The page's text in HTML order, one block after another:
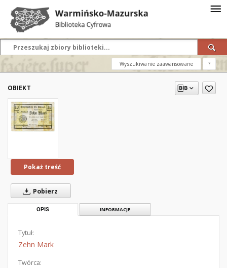
Wyszukiwanie zaawansowane ?
OBIEKT
Pokaż treść
Pobierz
OPIS INFORMACJE
Tytuł:
Zehn Mark
Twórca: